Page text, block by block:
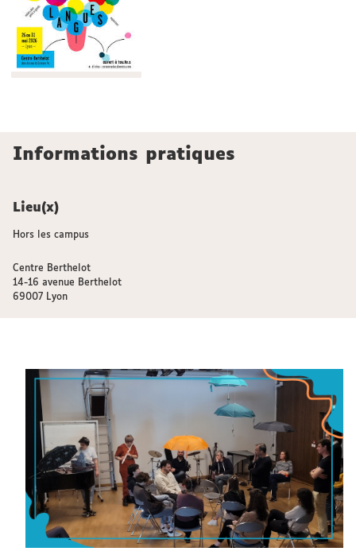
Informations pratiques
Lieu(x)
Hors les campus
Centre Berthelot
14-16 avenue Berthelot
69007 Lyon